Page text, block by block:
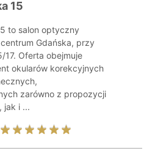
15
to salon optyczny
Gdańska, przy
17. Oferta obejmuje
okularów korekcyjnych
zarówno z propozycji
jak i ...